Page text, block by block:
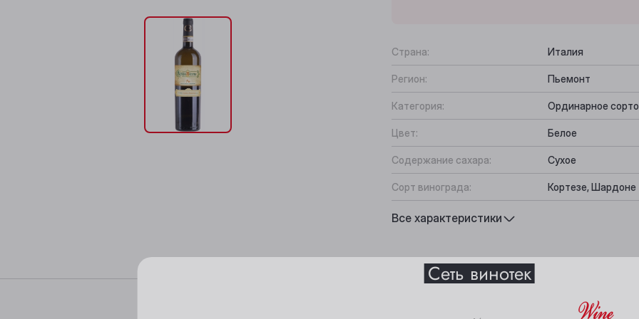
Страна: Италия
Регион: Пьемонт
Категория: Ординарное
Цвет: Белое
Содержание сахара: Сухое
Сорт винограда: Кортезе, Шардоне
Все характеристики
Вкус:
Сеть винотек